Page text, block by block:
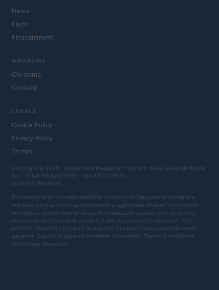
News
Fisco
Finanziamenti
MAGAZINE
Chi siamo
Contatti
LEGALE
Cookie Policy
Privacy Policy
Termini
Copyright © 2026 · Investimenti Magazine — Edito in Italia da AdHub Media
S.r.l. · P.IVA 13542920965 · REA MI 2729933
All Rights Reserved
Dichiarazione di non responsabilità: Investimenti Magazine si impegna a
mantenere le sue informazioni accurate e aggiornate. Queste informazioni
potrebbero essere diverse da quelle visualizzate quando visiti un istituto
finanziario, un fornitore di servizi o il sito di un prodotto specifico. Tutti i
prodotti finanziari, i prodotti di acquisto e i servizi sono presentati senza
garanzia. Quando si valutano le offerte, consultare i Termini e condizioni
dell'istituto finanziario.